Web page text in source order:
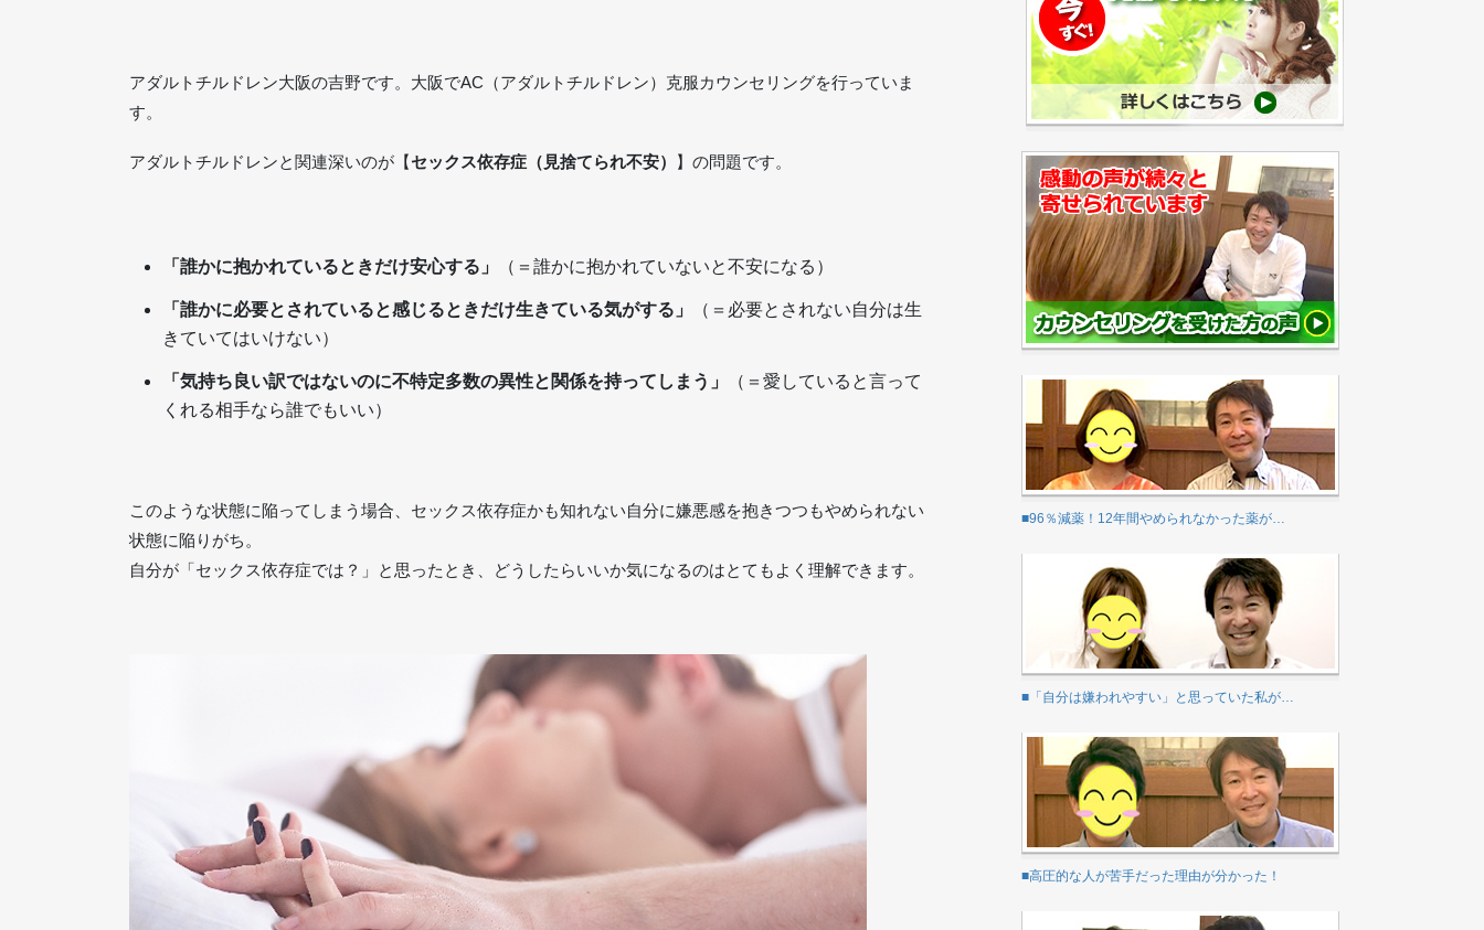
アダルトチルドレン大阪の吉野です。大阪でAC（アダルトチルドレン）克服カウンセリングを行っていま
す。
アダルトチルドレンと関連深いのが【セックス依存症（見捨てられ不安） 】の問題です。
「誰かに抱かれているときだけ安心する」 （＝誰かに抱かれていないと不安になる）
「誰かに必要とされていると感じるときだけ生きている気がする」
（＝必要とされない自分は生
きていてはいけない）
「気持ち良い訳ではないのに不特定多数の異性と関係を持ってしまう」
（＝愛していると言って
くれる相手なら誰でもいい）
このような状態に陥ってしまう場合、セックス依存症かも知れない自分に嫌悪感を抱きつつもやめられない
状態に陥りがち。
自分が「セックス依存症では？」と思ったとき、どうしたらいいか気になるのはとてもよく理解できます。
■96％減薬！12年間やめられなかった薬が…
■「自分は嫌われやすい」と思っていた私が…
■高圧的な人が苦手だった理由が分かった！